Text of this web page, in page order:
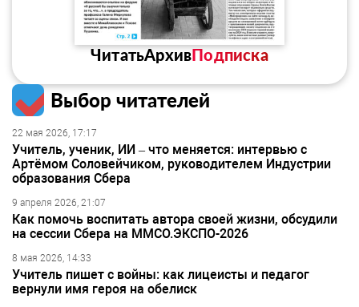
ЧитатьАрхивПодписка
Выбор читателей
22 мая 2026, 17:17
Учитель, ученик, ИИ – что меняется: интервью с
Артёмом Соловейчиком, руководителем Индустрии
образования Сбера
9 апреля 2026, 21:07
Как помочь воспитать автора своей жизни, обсудили
на сессии Сбера на ММСО.ЭКСПО-2026
8 мая 2026, 14:33
Учитель пишет с войны: как лицеисты и педагог
вернули имя героя на обелиск